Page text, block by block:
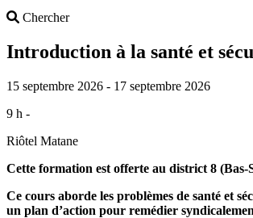
ChercherSearch
Introduction à la santé et
15 septembre 2026 - 17 septembre 2026
9 h -
Riôtel Matane
Cette formation est offerte au district 8
Ce cours aborde les problèmes de santé et
un plan d’action pour remédier